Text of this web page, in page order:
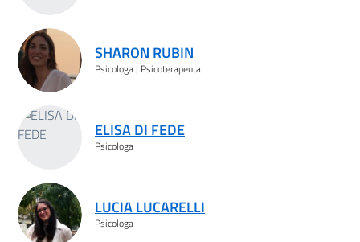
SHARON RUBIN
Psicologa | Psicoterapeuta
ELISA DI FEDE
Psicologa
LUCIA LUCARELLI
Psicologa